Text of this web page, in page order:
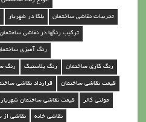
ی
بلکا در شهریار تجربیات نقاشی ساختمان
ترکیب رنگها در نقاشی ساختمان
رنگ آمیزی
رنگ رنگ پلاستیک رنگ کاری ساختمان
قرارداد نقاشی قیمت نقاشی ساختمان
قیمت نقاشی ساختمان شهریار مولتی کالر
نقاشی از نقاشی خانه